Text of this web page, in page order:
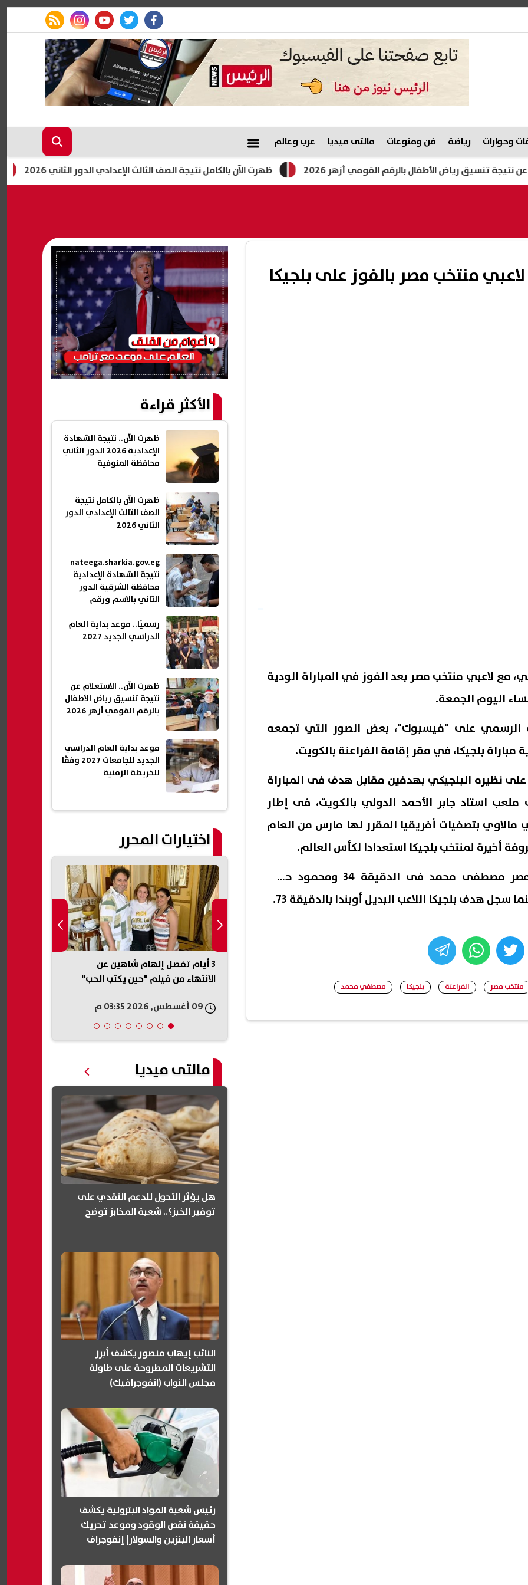
facebook
twitter
youtube
instagram
rss feed
وحوارات رياضة فن ومنوعات مالتى ميديا عرب وعالم
ظهرت الآن بالكامل نتيجة الصف الثالث الإعدادي الدور الثاني 2026 تنسيق رياض الأطفال بالرقم القومي أزهر 2026
منتخب مصر بالفوز على بلجيكا
مع لاعبي منتخب مصر بعد الفوز في المباراة الودية
اليوم الجمعة.
الرسمي على "فيسبوك"، بعض الصور التي تجمعه
بلجيكا، في مقر إقامة الفراعنة بالكويت.
نظيره البلجيكي بهدفين مقابل هدف فى المباراة
استاد جابر الأحمد الدولي بالكويت، فى إطار
مالاوي بتصفيات أفريقيا المقرر لها مارس من العام
أخيرة لمنتخب بلجيكا استعدادا لكأس العالم.
سجل هدفى منتخب مصر مصر مصطفى محمد فى الدقيقة 34 ومحمود حسن
twitter
whats
منتخب مصر الفراعنة بلجيكا مصطفي محمد
الأكثر قراءة
ظهرت الآن.. نتيجة الشهادة
الإعدادية 2026 الدور الثاني
محافظة المنوفية
ظهرت الآن بالكامل نتيجة
الصف الثالث الإعدادي الدور
الثاني 2026
nateega.sharkia.gov.eg
نتيجة الشهادة الإعدادية
محافظة الشرقية الدور
الثاني بالاسم ورقم
رسميًا.. موعد بداية العام
الدراسي الجديد 2027
ظهرت الآن.. الاستعلام عن
نتيجة تنسيق رياض الأطفال
بالرقم القومي أزهر 2026
موعد بداية العام الدراسي
الجديد للجامعات 2027 وفقًا
للخريطة الزمنية
اختيارات المحرر
nateega.sharkia.gov.eg نتيجة
الإعدادية محافظة الشرقية
الثاني بالاسم ورقم الجلوس
موعد بداية العام الدراسي الجديد
للجامعات 2027 وفقًا للخريطة الزمنية
3 أيام تفصل إلهام شاهين عن
الانتهاء من فيلم "حين يكتب الحب"
مالتى ميديا
هل يؤثر التحول للدعم النقدي على
توفير الخبز؟.. شعبة المخابز توضح
النائب إيهاب منصور يكشف أبرز
التشريعات المطروحة على طاولة
مجلس النواب (انفوجرافيك)
رئيس شعبة المواد البترولية يكشف
حقيقة نقص الوقود وموعد تحريك
أسعار البنزين والسولار| إنفوجراف